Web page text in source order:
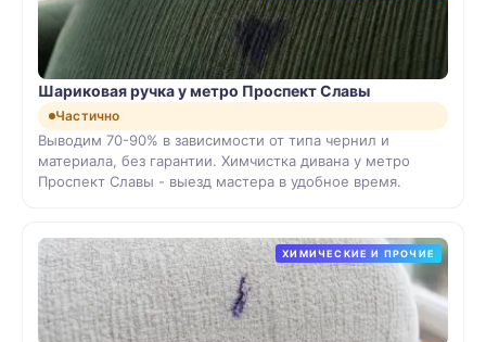
Шариковая ручка у метро Проспект Славы
Частично
Выводим 70-90% в зависимости от типа чернил и
материала, без гарантии. Химчистка дивана у метро
Проспект Славы - выезд мастера в удобное время.
ХИМИЧЕСКИЕ И ПРОЧИЕ